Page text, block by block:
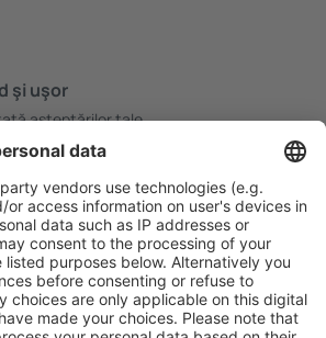
şi uşor
aşteptărilor tale.
siguranţă
griji cu opțiune gratuită de anulare.
mai mult
și oferte speciale pentru utilizatorii